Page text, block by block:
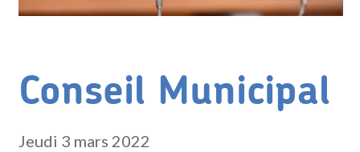
Conseil Municipal
Jeudi 3 mars 2022